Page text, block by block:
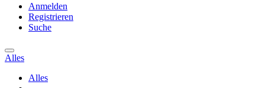
Anmelden
Registrieren
Suche
Alles
Alles